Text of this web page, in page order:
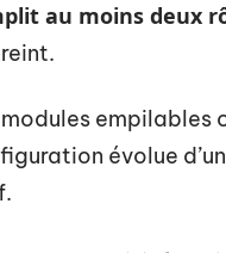
au moins deux
modules empilables
évolue